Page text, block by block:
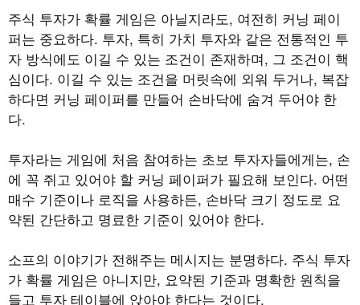
주식 투자가 확률 게임은 아닐지라도, 여전히 커닝 페이
퍼는 중요하다. 투자, 특히 가치 투자와 같은 전통적인 투
자 방식에도 이길 수 있는 조건이 존재하며, 그 조건이 핵
심이다. 이길 수 있는 조건을 머릿속에 외워 두거나, 복잡
하다면 커닝 페이퍼를 만들어 손바닥에 숨겨 두어야 한
다.
투자라는 게임에 처음 참여하는 초보 투자자들에게는, 손
에 꼭 쥐고 있어야 할 커닝 페이퍼가 필요해 보인다. 어떤
매수 기준이나 로직을 사용하든, 손바닥 크기 정도로 요
약된 간단하고 명료한 기준이 있어야 한다.
소프의 이야기가 전해주는 메시지는 분명하다. 주식 투자
가 확률 게임은 아니지만, 요약된 기준과 명확한 원칙을
들고 투자 테이블에 앉아야 한다는 것이다.